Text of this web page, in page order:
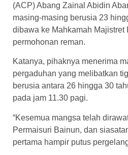
(ACP) Abang Zainal Abidin
masing-masing berusia 23
dibawa ke Mahkamah Majistret
permohonan reman.
Katanya, pihaknya menerima
pergaduhan yang melibatkan
berusia antara 26 hingga 30
pada jam 11.30 pagi.
“Kesemua mangsa telah
Permaisuri Bainun, dan
pertama hampir putus